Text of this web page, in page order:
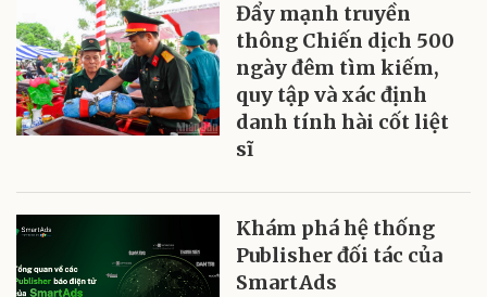
Đẩy mạnh truyền
thông Chiến dịch 500
ngày đêm tìm kiếm,
quy tập và xác định
danh tính hài cốt liệt
sĩ
Khám phá hệ thống
Publisher đối tác của
SmartAds